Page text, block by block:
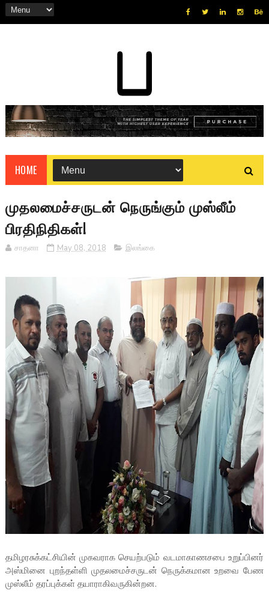
HOME
முதலமைச்சருடன் நெருங்கும் முஸ்லீம்
பிரதிநிதிகள்!
சாதனா May 08, 2018 இலங்கை
தமிழரசுக்கட்சியின் முகவராக செயற்படும் வடமாகாணசபை உறுப்பினர்
அஸ்மினை புறந்தள்ளி முதலமைச்சருடன் நெருக்கமான உறவை பேண
முஸ்லீம் தரப்புக்கள் தயாராகிவருகின்றன.